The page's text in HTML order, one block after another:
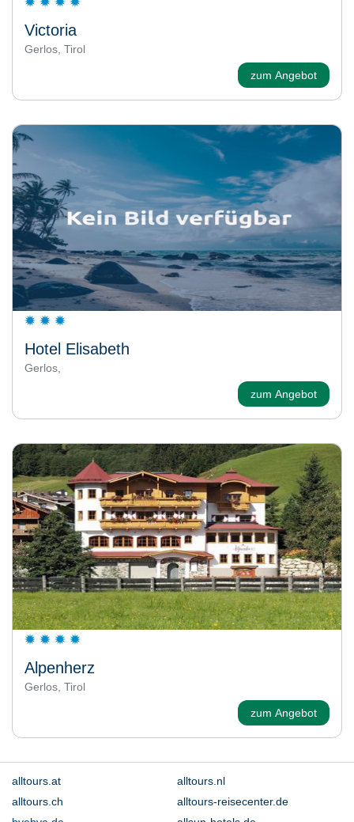
Victoria
Gerlos, Tirol
zum Angebot
Hotel Elisabeth
Gerlos,
zum Angebot
Alpenherz
Gerlos, Tirol
zum Angebot
alltours.at
alltours.nl
alltours.ch
alltours-reisecenter.de